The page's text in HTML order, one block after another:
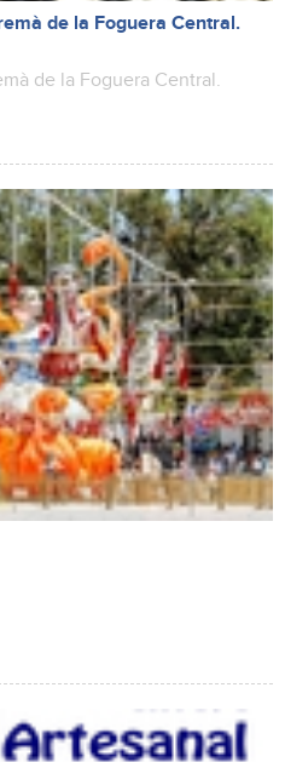
de la Foguera Central.
de la Foguera Central.